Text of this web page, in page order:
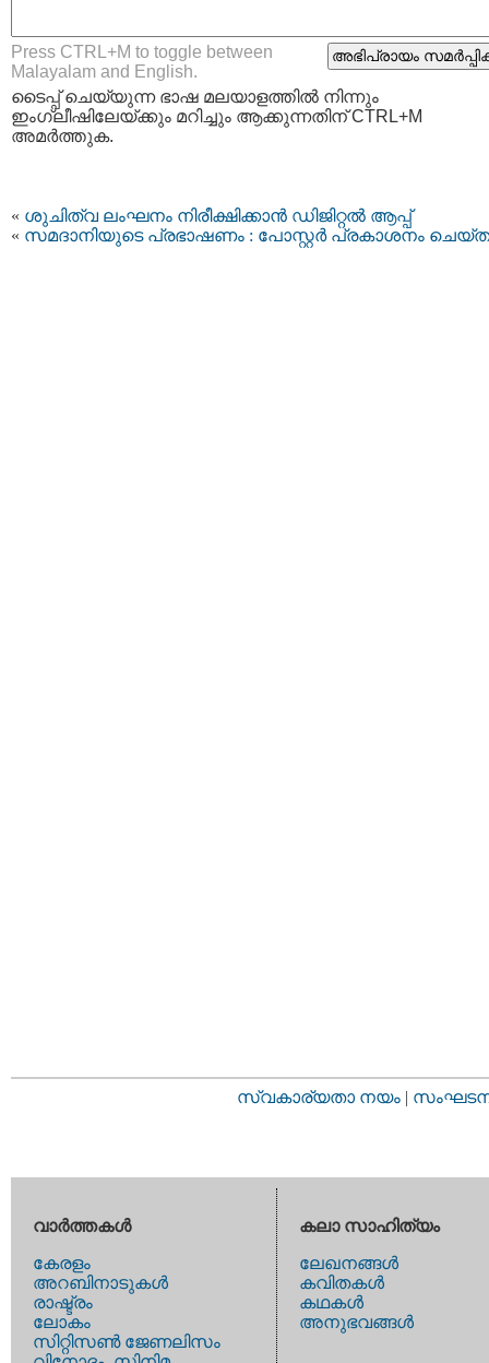
Press CTRL+M to toggle between
Malayalam and English.
ടൈപ്പ്‌ ചെയ്യുന്ന ഭാഷ മലയാളത്തില്‍ നിന്നും
ഇംഗ്ലീഷിലേയ്ക്കും മറിച്ചും ആക്കുന്നതിന് CTRL+M
അമര്‍ത്തുക.
« ശുചിത്വ ലംഘനം നിരീക്ഷിക്കാൻ ഡിജിറ്റൽ ആപ്പ്
« സമദാനിയുടെ പ്രഭാഷണം : പോസ്റ്റർ പ്രകാശനം
സ്വകാര്യതാ നയം |
വാര്‍ത്തകള്‍
കേരളം
അറബിനാടുകള്‍
രാഷ്ട്രം
ലോകം
സിറ്റിസണ്‍ ജേണലിസം
കലാ സാഹിത്യം
ലേഖനങ്ങള്‍
കവിതകള്‍
കഥകള്‍
അനുഭവങ്ങള്‍